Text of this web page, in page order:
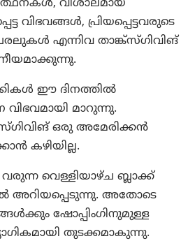
വിശാലമായ
വിഭവങ്ങൾ, പ്രിയപ്പെട്ടവരുടെ
എന്നിവ താങ്ക്‌സ്‌ഗിവിങ്
ഈ ദിനത്തിൽ
വിഭവമായി മാറുന്നു.
ഒരു അമേരിക്കൻ
കഴിയില്ല.
വെള്ളിയാഴ്ച ബ്ലാക്ക്
അറിയപ്പെടുന്നു. അതോടെ
ഷോപ്പിംഗിനുമുള്ള
തുടക്കമാകുന്നു.